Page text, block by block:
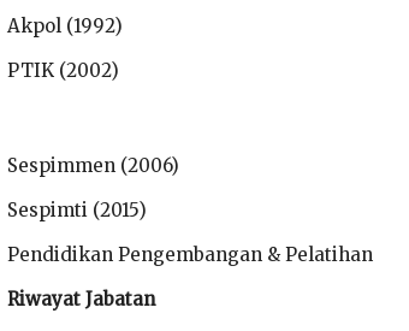
Akpol (1992)
PTIK (2002)
Sespimmen (2006)
Sespimti (2015)
Pendidikan Pengembangan & Pelatihan
Riwayat Jabatan